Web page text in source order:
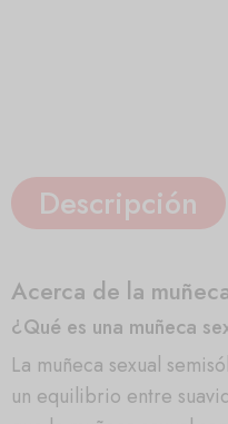
Descripción
Acerca de la
¿Qué es una muñeca
La muñeca sexual
un equilibrio entre